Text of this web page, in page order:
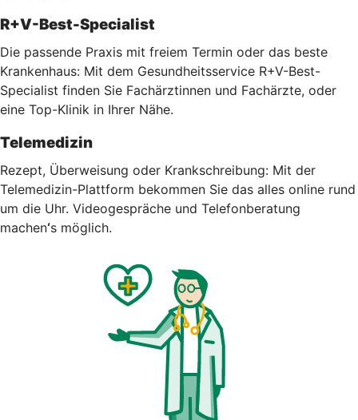
R+V-Best-Specialist
Die passende Praxis mit freiem Termin oder das beste
Krankenhaus: Mit dem Gesundheitsservice R+V-Best-
Specialist finden Sie Fachärztinnen und Fachärzte, oder
eine Top-Klinik in Ihrer Nähe.
Telemedizin
Rezept, Überweisung oder Krankschreibung: Mit der
Telemedizin-Plattform bekommen Sie das alles online rund
um die Uhr. Videogespräche und Telefonberatung
machen‘s möglich.